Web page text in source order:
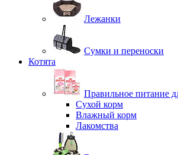
Лежанки
Сумки и переноски
Котята
Правильное питание
Сухой корм
Влажный корм
Лакомства